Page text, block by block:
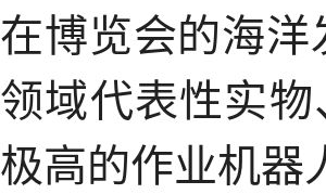
在博览会的海
领域代表性实
极高的作业机器